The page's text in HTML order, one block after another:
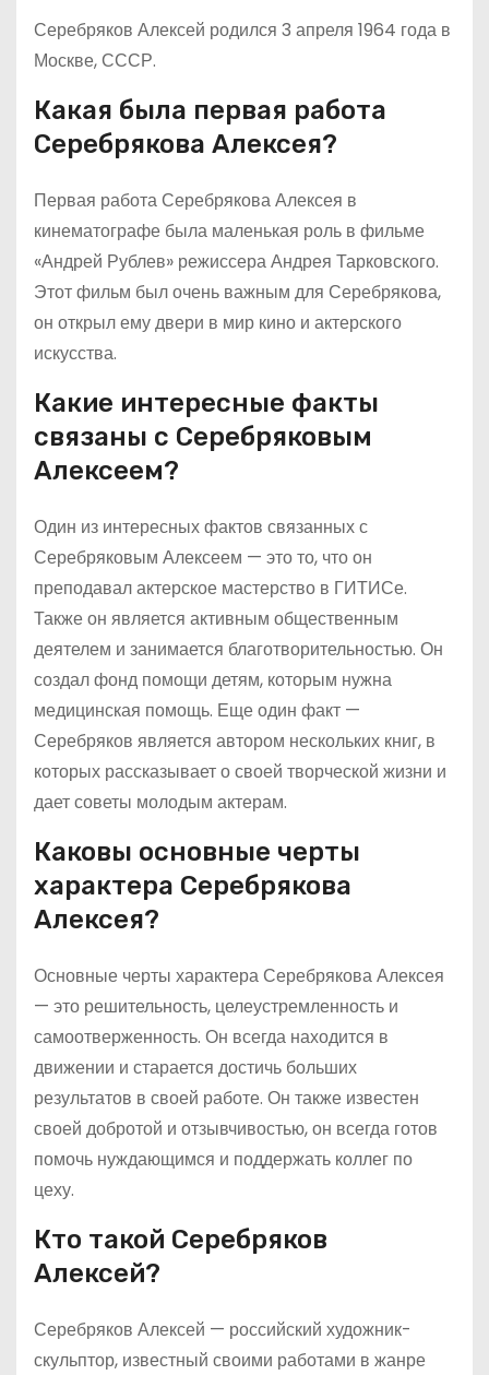
Серебряков Алексей родился 3 апреля 1964 года в
Москве, СССР.
Какая была первая работа
Серебрякова Алексея?
Первая работа Серебрякова Алексея в
кинематографе была маленькая роль в фильме
«Андрей Рублев» режиссера Андрея Тарковского.
Этот фильм был очень важным для Серебрякова,
он открыл ему двери в мир кино и актерского
искусства.
Какие интересные факты
связаны с Серебряковым
Алексеем?
Один из интересных фактов связанных с
Серебряковым Алексеем — это то, что он
преподавал актерское мастерство в ГИТИСе.
Также он является активным общественным
деятелем и занимается благотворительностью. Он
создал фонд помощи детям, которым нужна
медицинская помощь. Еще один факт —
Серебряков является автором нескольких книг, в
которых рассказывает о своей творческой жизни и
дает советы молодым актерам.
Каковы основные черты
характера Серебрякова
Алексея?
Основные черты характера Серебрякова Алексея
— это решительность, целеустремленность и
самоотверженность. Он всегда находится в
движении и старается достичь больших
результатов в своей работе. Он также известен
своей добротой и отзывчивостью, он всегда готов
помочь нуждающимся и поддержать коллег по
цеху.
Кто такой Серебряков
Алексей?
Серебряков Алексей — российский художник-
скульптор, известный своими работами в жанре